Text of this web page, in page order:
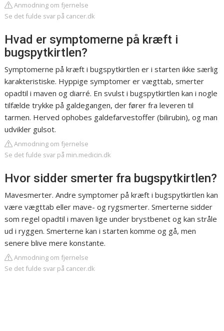
Anmodning om fjernelse
Se det fulde svar på cancer.dk
Hvad er symptomerne på kræft i
bugspytkirtlen?
Symptomerne på kræft i bugspytkirtlen er i starten ikke særlig
karakteristiske. Hyppige symptomer er vægttab, smerter
opadtil i maven og diarré. En svulst i bugspytkirtlen kan i nogle
tilfælde trykke på galdegangen, der fører fra leveren til
tarmen. Herved ophobes galdefarvestoffer (bilirubin), og man
udvikler gulsot.
Anmodning om fjernelse
Se det fulde svar på min.medicin.dk
Hvor sidder smerter fra bugspytkirtlen?
Mavesmerter. Andre symptomer på kræft i bugspytkirtlen kan
være vægttab eller mave- og rygsmerter. Smerterne sidder
som regel opadtil i maven lige under brystbenet og kan stråle
ud i ryggen. Smerterne kan i starten komme og gå, men
senere blive mere konstante.
Anmodning om fjernelse
Se det fulde svar på cancer.dk